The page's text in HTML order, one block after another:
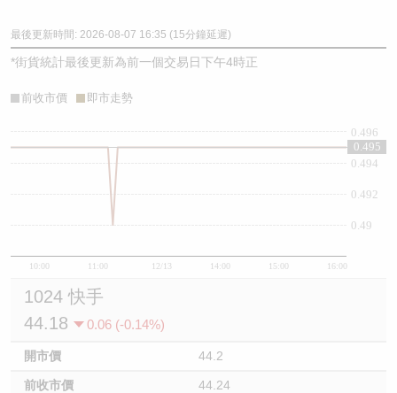
最後更新時間: 2026-08-07 16:35 (15分鐘延遲)
*街貨統計最後更新為前一個交易日下午4時正
前收市價 即市走勢
10:00 11:00 12/13 14:00 15:00 16:00
0.49
0.492
0.494
0.496
0.495
1024 快手
44.18
0.06 (-0.14%)
開市價 44.2
前收市價 44.24